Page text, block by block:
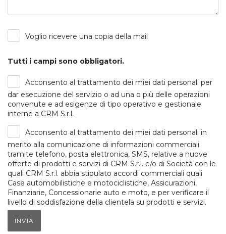
Voglio ricevere una copia della mail
Tutti i campi sono obbligatori.
Acconsento al trattamento dei miei dati personali per
dar esecuzione del servizio o ad una o più delle operazioni
convenute e ad esigenze di tipo operativo e gestionale
interne a CRM S.r.l.
Acconsento al trattamento dei miei dati personali in
merito alla comunicazione di informazioni commerciali
tramite telefono, posta elettronica, SMS, relative a nuove
offerte di prodotti e servizi di CRM S.r.l. e/o di Società con le
quali CRM S.r.l. abbia stipulato accordi commerciali quali
Case automobilistiche e motociclistiche, Assicurazioni,
Finanziarie, Concessionarie auto e moto, e per verificare il
livello di soddisfazione della clientela su prodotti e servizi.
INVIA